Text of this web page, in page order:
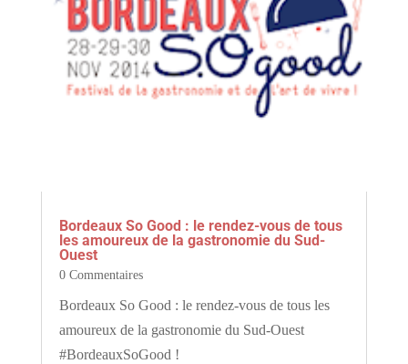
Bordeaux So Good : le rendez-vous de tous
les amoureux de la gastronomie du Sud-
Ouest
0 Commentaires
Bordeaux So Good : le rendez-vous de tous les
amoureux de la gastronomie du Sud-Ouest
#BordeauxSoGood !